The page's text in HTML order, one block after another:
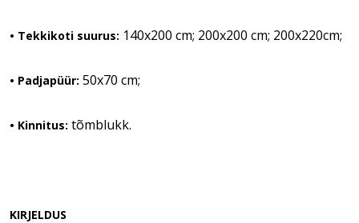
• Tekkikoti suurus: 140x200 cm; 200x200 cm; 200x220cm;
• Padjapüür: 50x70 cm;
• Kinnitus: tõmblukk.
KIRJELDUS